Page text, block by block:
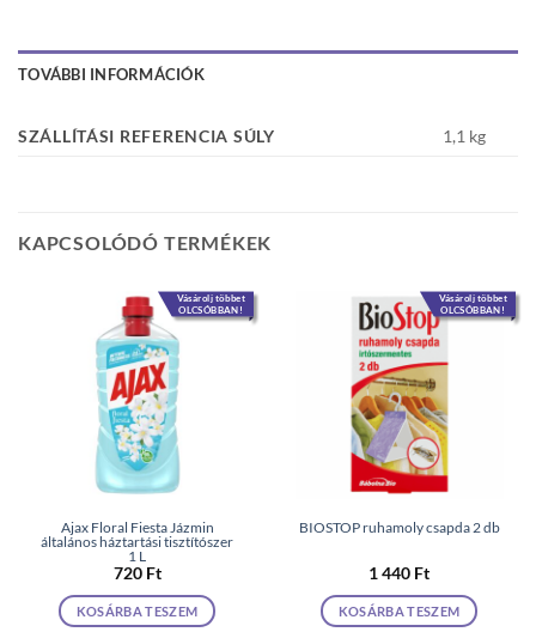
TOVÁBBI INFORMÁCIÓK
SZÁLLÍTÁSI REFERENCIA SÚLY 1,1 kg
KAPCSOLÓDÓ TERMÉKEK
Vásárolj többet
OLCSÓBBAN!
Ajax Floral Fiesta Jázmin
általános háztartási tisztítószer
1 L
720 Ft
KOSÁRBA TESZEM
Vásárolj többet
OLCSÓBBAN!
BIOSTOP ruhamoly csapda 2 db
1 440 Ft
KOSÁRBA TESZEM